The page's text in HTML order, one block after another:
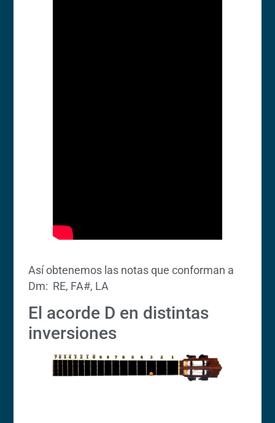
Así obtenemos las notas que conforman a
Dm: RE, FA#, LA
El acorde D en distintas
inversiones